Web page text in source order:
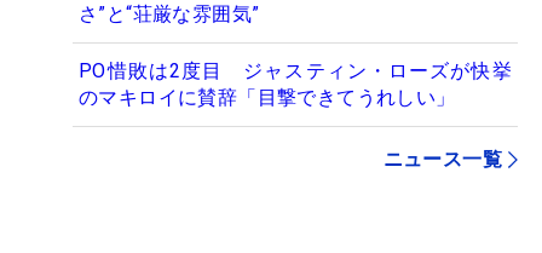
さ”と“荘厳な雰囲気”
PO惜敗は2度目 ジャスティン・ローズが快挙
のマキロイに賛辞「目撃できてうれしい」
ニュース一覧